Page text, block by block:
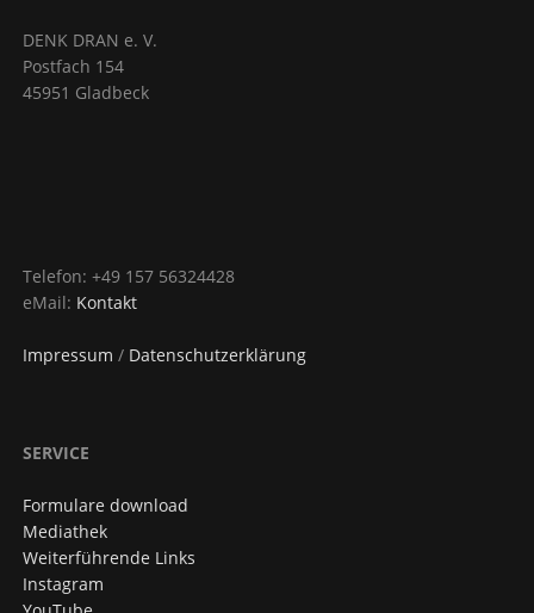
DENK DRAN e. V.
Postfach 154
45951 Gladbeck
Telefon: +49 157 56324428
eMail: Kontakt
Impressum / Datenschutzerklärung
SERVICE
Formulare download
Mediathek
Weiterführende Links
Instagram